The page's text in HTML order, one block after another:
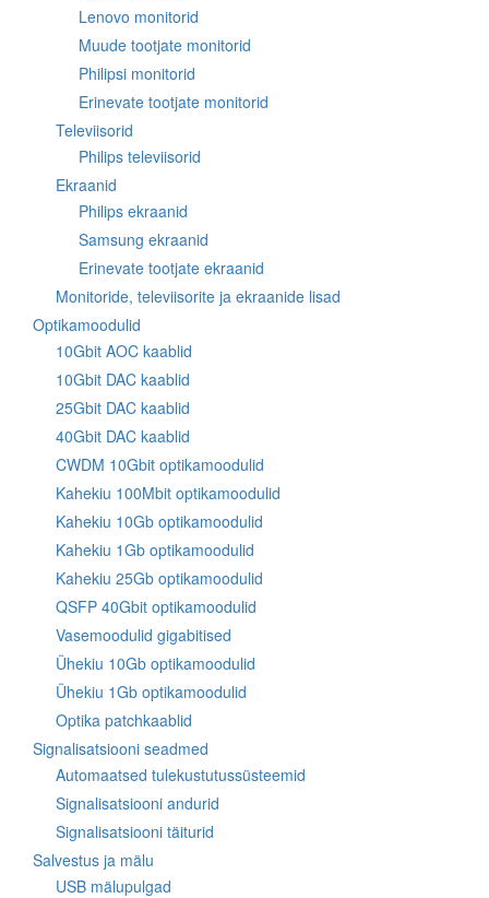
Lenovo monitorid
Muude tootjate monitorid
Philipsi monitorid
Erinevate tootjate monitorid
Televiisorid
Philips televiisorid
Ekraanid
Philips ekraanid
Samsung ekraanid
Erinevate tootjate ekraanid
Monitoride, televiisorite ja ekraanide lisad
Optikamoodulid
10Gbit AOC kaablid
10Gbit DAC kaablid
25Gbit DAC kaablid
40Gbit DAC kaablid
CWDM 10Gbit optikamoodulid
Kahekiu 100Mbit optikamoodulid
Kahekiu 10Gb optikamoodulid
Kahekiu 1Gb optikamoodulid
Kahekiu 25Gb optikamoodulid
QSFP 40Gbit optikamoodulid
Vasemoodulid gigabitised
Ühekiu 10Gb optikamoodulid
Ühekiu 1Gb optikamoodulid
Optika patchkaablid
Signalisatsiooni seadmed
Automaatsed tulekustutussüsteemid
Signalisatsiooni andurid
Signalisatsiooni täiturid
Salvestus ja mälu
USB mälupulgad